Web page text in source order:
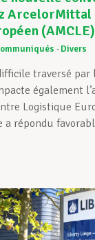
ArcelorMittal
(AMCLE)
Divers
traversé par
également
Logistique
a répondu